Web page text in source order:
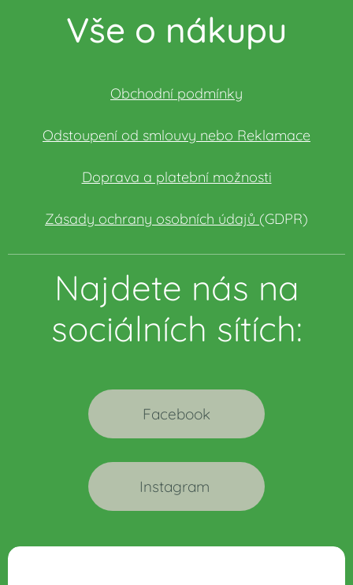
Vše o nákupu
Obchodní podmínky
Odstoupení od smlouvy nebo Reklamace
Doprava a platební možnosti
Zásady ochrany osobních údajů (GDPR)
Najdete nás na
sociálních sítích:
Facebook
Instagram